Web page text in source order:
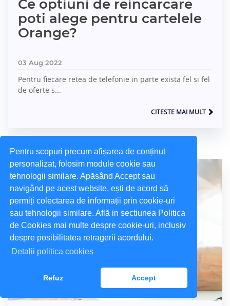
Pentru scopuri precum afișarea de conținut
personalizat, folosim module cookie sau
tehnologii similare. Apăsând Accept sau
navigând pe acest website, ești de acord să
permiți colectarea de informații prin cookie-uri
sau tehnologii similare. Află in sectiunea Politica
de Cookies mai multe despre cookie-uri, inclusiv
despre posibilitatea retragerii acordului.
Detalii politica cookies
Refuz Accept
Ce optiuni de reincarcare
poti alege pentru cartelele
Orange?
03 Aug 2022
Pentru fiecare retea de telefonie in parte exista fel si fel
de oferte s...
CITESTE MAI MULT